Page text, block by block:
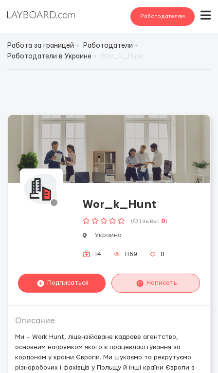
Работодателям
Работа за границей
Работодатели
Работодатели в Украине
Wor_k_Hunt
(Отзывы: 0)
Украина
14 1169 0
Подписаться Написать
Описание
Ми – Work Hunt, ліцензійоване кадрове агентство,
основним напрямком якого є працевлаштування за
кордоном у країни Європи. Ми шукаємо та рекрутуємо
різноробочих і фахівців у Польщу й інші країни Європи з